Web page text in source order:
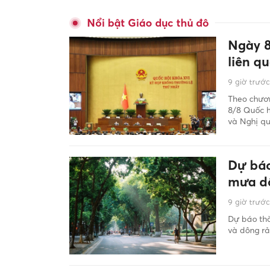
Nổi bật Giáo dục thủ đô
Ngày
liên
9 giờ trước
Theo
8/8 Quốc
và Nghị
Dự
mưa
9 giờ trước
Dự báo
và dông